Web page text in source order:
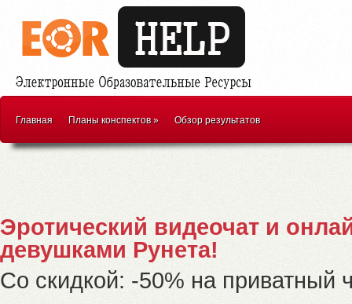
Главная Планы конспектов» Обзор результатов
Эротический видеочат и
девушками Рунета!
Со скидкой: -50% на приватный